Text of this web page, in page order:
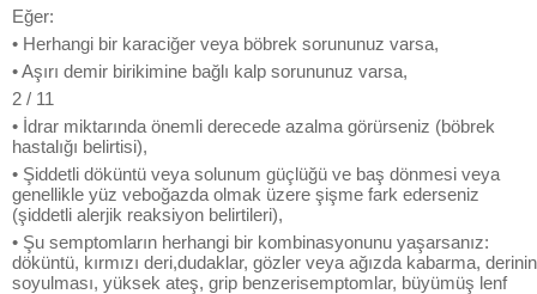
Eğer:
• Herhangi bir karaciğer veya böbrek sorununuz varsa,
• Aşırı demir birikimine bağlı kalp sorununuz varsa,
2 / 11
• İdrar miktarında önemli derecede azalma görürseniz (böbrek
hastalığı belirtisi),
• Şiddetli döküntü veya solunum güçlüğü ve baş dönmesi veya
genellikle yüz veboğazda olmak üzere şişme fark ederseniz
(şiddetli alerjik reaksiyon belirtileri),
• Şu semptomların herhangi bir kombinasyonunu yaşarsanız:
döküntü, kırmızı deri,dudaklar, gözler veya ağızda kabarma, derinin
soyulması, yüksek ateş, grip benzerisemptomlar, büyümüş lenf